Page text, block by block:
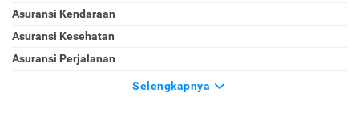
Asuransi Kendaraan
Asuransi Kesehatan
Asuransi Perjalanan
Selengkapnya